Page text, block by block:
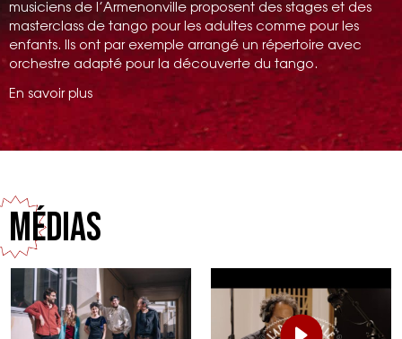
musiciens de l’Armenonville proposent des stages et des
masterclass de tango pour les adultes comme pour les
enfants. Ils ont par exemple arrangé un répertoire avec
orchestre adapté pour la découverte du tango.
En savoir plus
Médias